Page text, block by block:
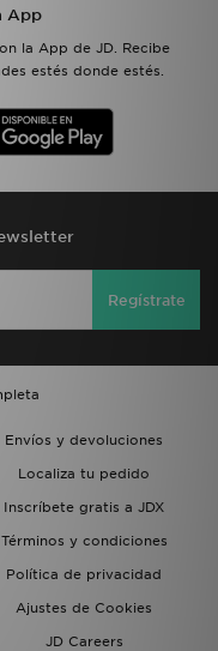
App
la App de JD. Recibe
estés donde estés.
Regístrate
Envíos y devoluciones
Localiza tu pedido
Inscríbete gratis a JDX
Términos y condiciones
Política de privacidad
Ajustes de Cookies
JD Careers